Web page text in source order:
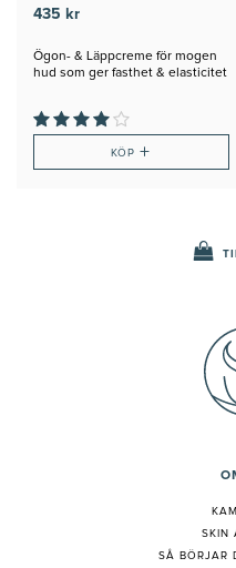
435 kr
Ögon- & Läppcreme för mogen
hud som ger fasthet & elasticitet
KÖP+
SKIN
SÅ BÖRJAR